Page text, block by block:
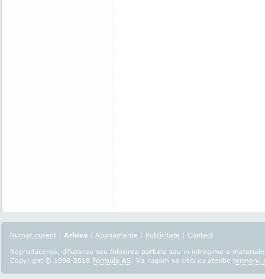
Numar curent | Arhiva | Abonamente | Publicitate | Contact
Reproducerea, difuzarea sau folosirea partiala sau in intregime a
Copyright © 1998-2018 Formula AS. Va rugam sa cititi cu atentie termenii